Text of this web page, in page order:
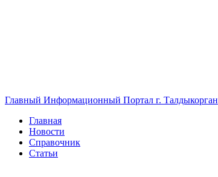
Главный Информационный Портал г. Талдыкорган
Главная
Новости
Справочник
Статьи